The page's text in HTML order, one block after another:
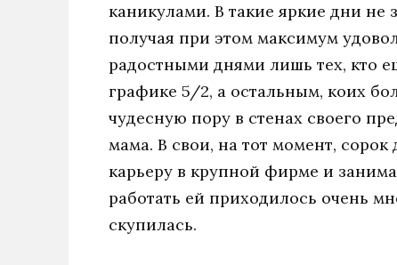
каникулами. В такие яркие дни не
получая при этом максимум
радостными днями лишь тех, кто
графике 5/2, а остальным, коих
чудесную пору в стенах своего
мама. В свои, на тот момент,
карьеру в крупной фирме и
работать ей приходилось очень
скупилась.